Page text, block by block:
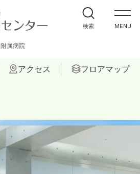
附属病院
MENU
アクセス フロアマップ
検索